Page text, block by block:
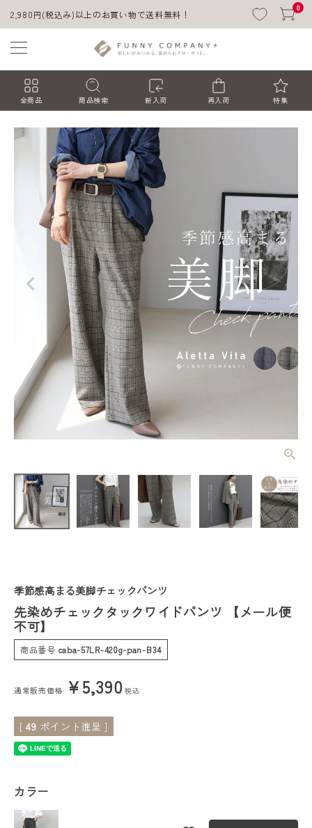
2,980円(税込み)以上のお買い物で送料無料！
0
全商品 商品検索 新入荷 再入荷 特集
ACCOUNT MENU
ようこそ ゲスト 様
会員登録
先染めチェッ
クタックワイ
可】
ファッション雑貨
会員ステージ特典プログラムについて
ご利用ガイド
季節感高まる美脚チェックパンツ
先染めチェックタックワイドパンツ 【メール便
不可】
商品番号 caba-57LR-420g-pan-B34
通常販売価格 ¥5,390 税込
[ 49 ポイント進呈 ]
カラー